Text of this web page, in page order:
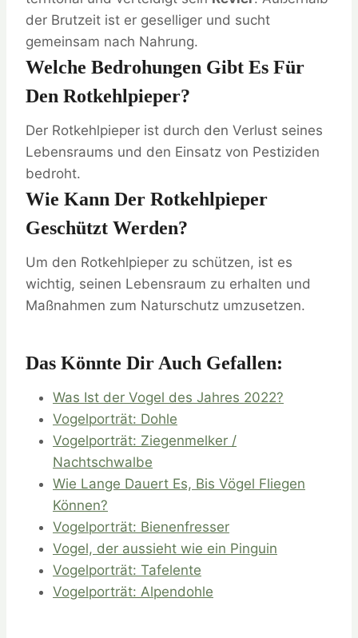
der Brutzeit ist er geselliger und sucht
gemeinsam nach Nahrung.
Welche Bedrohungen Gibt Es Für
Den Rotkehlpieper?
Der Rotkehlpieper ist durch den Verlust seines
Lebensraums und den Einsatz von Pestiziden
bedroht.
Wie Kann Der Rotkehlpieper
Geschützt Werden?
Um den Rotkehlpieper zu schützen, ist es
wichtig, seinen Lebensraum zu erhalten und
Maßnahmen zum Naturschutz umzusetzen.
Das Könnte Dir Auch Gefallen:
Was Ist der Vogel des Jahres 2022?
Vogelporträt: Dohle
Vogelporträt: Ziegenmelker /
Nachtschwalbe
Wie Lange Dauert Es, Bis Vögel Fliegen
Können?
Vogelporträt: Bienenfresser
Vogel, der aussieht wie ein Pinguin
Vogelporträt: Tafelente
Vogelporträt: Alpendohle